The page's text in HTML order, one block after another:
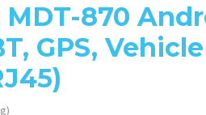
MDT-870
GPS, Vehicle